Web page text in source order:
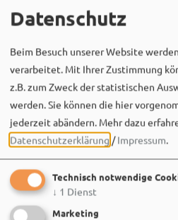
Social
Datenschutz
Beim Besuch unserer Website
verarbeitet. Mit Ihrer Zustimmung
z.B. zum Zweck der statistischen
werden. Sie können die hier
jederzeit abändern. Mehr dazu
Datenschutzerklärung /Impressum.
Technisch notwendige
↓ 1 Dienst
Marketing